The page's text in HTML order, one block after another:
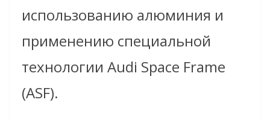
использованию алюминия и
применению специальной
технологии Audi Space Frame
(ASF).